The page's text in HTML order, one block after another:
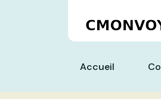
Accueil